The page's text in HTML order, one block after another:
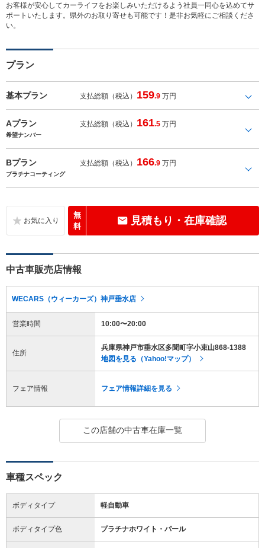
お客様が安心してカーライフをお楽しみいただけるよう社員一同心を込めてサ
ポートいたします。県外のお取り寄せも可能です！是非お気軽にご相談くださ
い。
プラン
基本プラン 支払総額（税込） 159.9 万円
Aプラン 支払総額（税込） 161.5 万円
希望ナンバー
Bプラン 支払総額（税込） 166.9 万円
プラチナコーティング
無
料
見積もり・在庫確認
中古車販売店情報
WECARS（ウィーカーズ）神戸垂水店
営業時間 10:00〜20:00
住所
兵庫県神戸市垂水区多聞町字小束山868-1388
地図を見る（Yahoo!マップ）
フェア情報 フェア情報詳細を見る
この店舗の中古車在庫一覧
車種スペック
ボディタイプ 軽自動車
ボディタイプ色 プラチナホワイト・パール